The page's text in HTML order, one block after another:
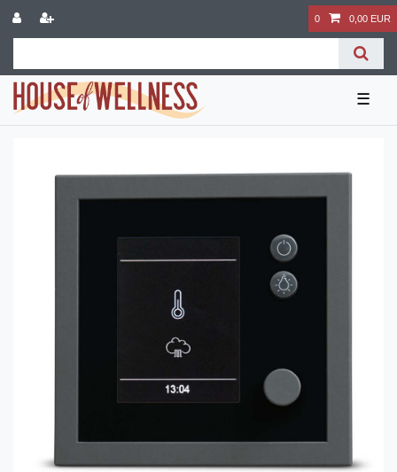
0 0,00 EUR
☰